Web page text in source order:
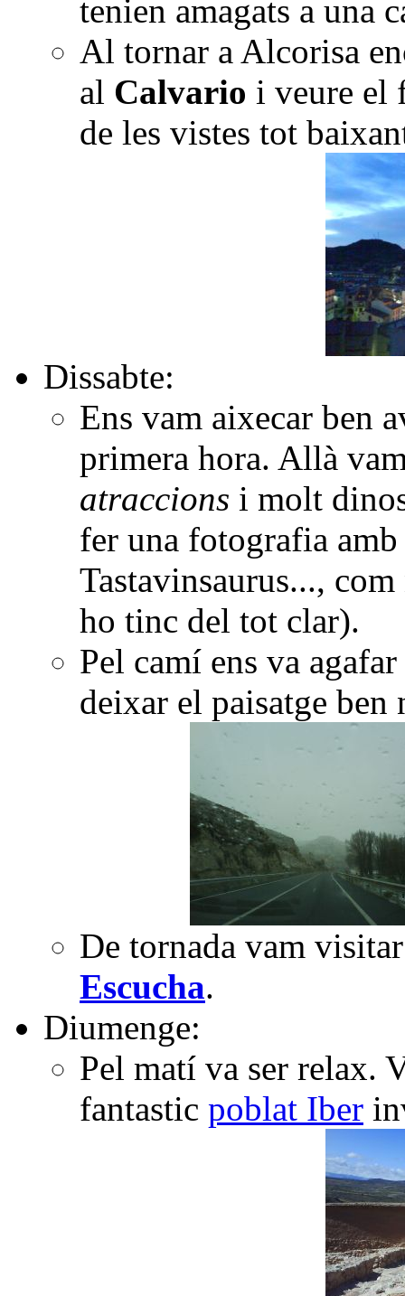
tenien amagats a una
Al tornar a Alcorisa
al Calvario i veure el
de les vistes tot
Dissabte:
Ens vam aixecar ben
primera hora. Allà
atraccions i molt
fer una fotografia
Tastavinsaurus...,
ho tinc del tot clar).
Pel camí ens va
deixar el paisatge
De tornada vam
Escucha.
Diumenge:
Pel matí va ser relax.
fantastic poblat Iber